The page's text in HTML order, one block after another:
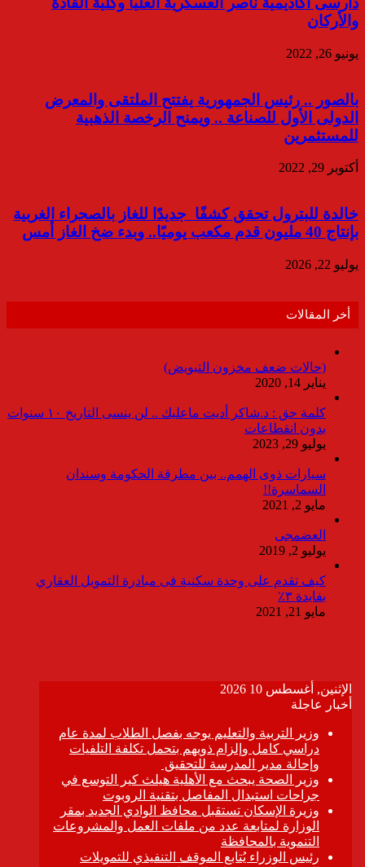
والأركان
يونيو 26, 2022
بالصور .. رئيس الجمهورية يفتتح الملتقى والمعرض
الدولى الأول للصناعة .. ويمنح الرخصة الذهبية
للمستثمرين
أكتوبر 29, 2022
خالدة للبترول تحقق كشفًا جديدًا للغاز بالصحراء الغربية
بإنتاج 40 مليون قدم مكعب يوميًا.. وبدء ضخ الغاز أمس
يوليو 22, 2026
أخر المقالات
(حالات ضعف مخزون التبويض)
يناير 14, 2020
كلمة حق : د.شاكر أديت ماعليك .. لن ينسى التاريخ ١٠ سنوات
بدون انقطاعات
يوليو 29, 2023
سيارات ذوى الهمم.. بين مطرقة الحكومة وسندان
السماسرة!!
مايو 2, 2021
العضمجى
يوليو 2, 2019
كيف تقدم على وحدة سكنية فى مبادرة التمويل العقاري
بفايدة ٣٪
مايو 21, 2021